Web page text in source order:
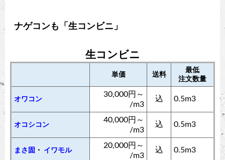
ナゲコンも「生コンビニ」
生コンビニ
単価 送料
最低
注文数量
オワコン
30,000円～
/m3
込 0.5m3
オコシコン
40,000円～
/m3
込 0.5m3
まさ固 ・ イワモル
20,000円～
/m3
込 0.5m3